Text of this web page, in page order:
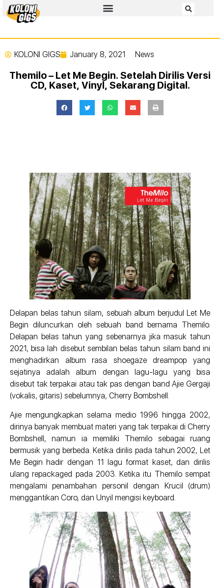
KOLONI GIGS January 8, 2021 News
Themilo – Let Me Begin. Setelah Dirilis Versi
CD, Kaset, Vinyl, Sekarang Digital.
Delapan belas tahun silam, sebuah album berjudul Let Me
Begin diluncurkan oleh sebuah band bernama Themilo.
Delapan belas tahun yang sebenarnya jika masuk tahun
2021, bisa lah disebut sembilan belas tahun silam band ini
menghadirkan album rasa shoegaze dreampop yang
sejatinya adalah album dengan lagu-lagu yang bisa
disebut tak terpakai atau tak pas dengan band Ajie Gergaji
(vokalis, gitaris) sebelumnya, Cherry Bombshell.
Ajie mengungkapkan selama medio 1996 hingga 2002,
dirinya banyak membuat materi yang tak terpakai di Cherry
Bombshell, namun ia memiliki Themilo sebagai ruang
bermusik yang berbeda. Ketika dirilis pada tahun 2002, Let
Me Begin hadir dengan 11 lagu format kaset, dan dirilis
ulang repackaged pada 2003. Ketika itu Themilo sempat
mengalami penambahan personil dengan Krucil (drum)
menggantikan Coro, dan Unyil mengisi keyboard.